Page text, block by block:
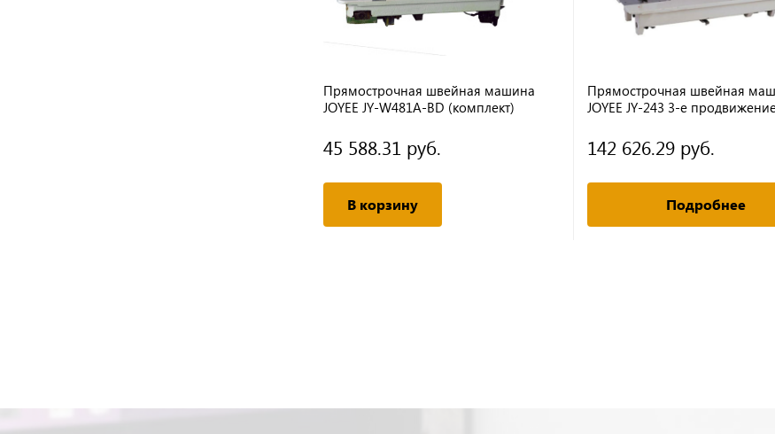
Прямострочная швейная машина
JOYEE JY-W481A-BD (комплект)
45 588.31 руб.
В корзину
Прямострочная швейная
JOYEE JY-243 3-е
142 626.29 руб.
Подробнее